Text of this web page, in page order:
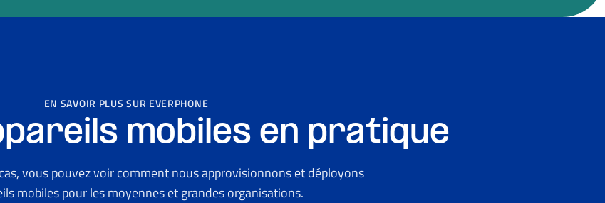
EN SAVOIR PLUS SUR EVERPHONE
mobiles en pratique
vous pouvez voir comment nous approvisionnons et déployons
mobiles pour les moyennes et grandes organisations.